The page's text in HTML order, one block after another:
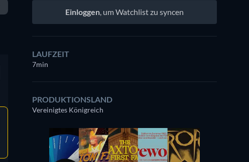
Einloggen, um Watchlist zu syncen
LAUFZEIT
7min
PRODUKTIONSLAND
Vereinigtes Königreich